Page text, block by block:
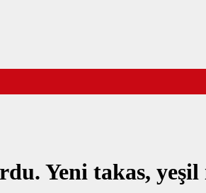
Yeni takas, yeşil